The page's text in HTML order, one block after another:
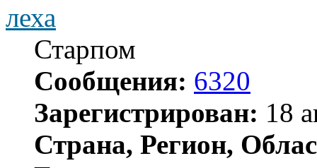
леха
Старпом
Сообщения: 6320
Зарегистрирован: 18
Страна, Регион,